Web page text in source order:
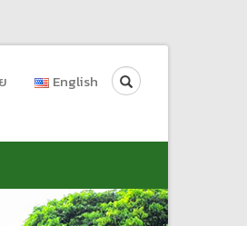
English Search